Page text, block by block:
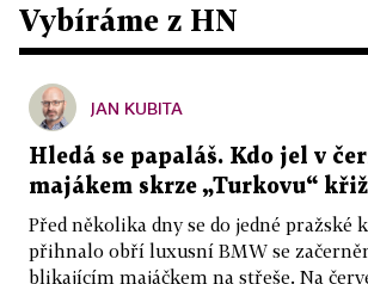
Vybíráme z HN
JAN KUBITA
Hledá se papaláš. Kdo jel v
majákem skrze „Turkovu“
Před několika dny se do jedné pražské
přihnalo obří luxusní BMW se
blikajícím majáčkem na střeše. Na